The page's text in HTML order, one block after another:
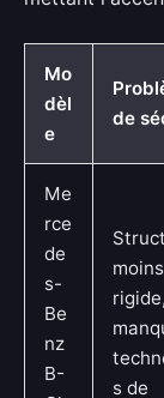
Mo
dèl
e
de
Me
rce
de
s-
Be
nz
B-
moins
rigide,
s de